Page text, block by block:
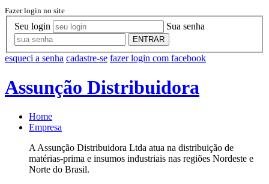
Fazer login no site
Seu login Sua senha
ENTRAR
esqueci a senha cadastre-se fazer login com facebook
Assunção Distribuidora
Home
Empresa
A Assunção Distribuidora Ltda atua na distribuição de
matérias-prima e insumos industriais nas regiões Nordeste e
Norte do Brasil.